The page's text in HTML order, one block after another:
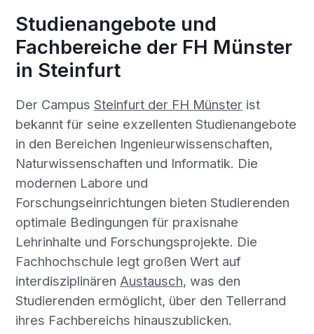
Studienangebote und
Fachbereiche der FH Münster
in Steinfurt
Der Campus Steinfurt der FH Münsterist
bekannt für seine exzellenten Studienangebote
in den Bereichen Ingenieurwissenschaften,
Naturwissenschaften und Informatik. Die
modernen Labore und
Forschungseinrichtungen bieten Studierenden
optimale Bedingungen für praxisnahe
Lehrinhalte und Forschungsprojekte. Die
Fachhochschule legt großen Wert auf
interdisziplinären Austausch, was den
Studierenden ermöglicht, über den Tellerrand
ihres Fachbereichs hinauszublicken.